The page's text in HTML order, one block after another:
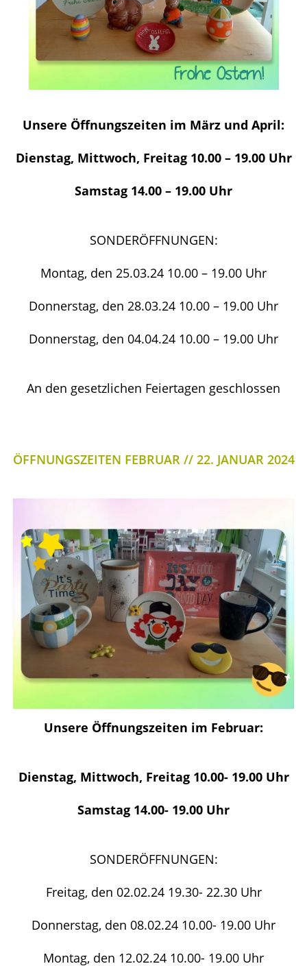
Unsere Öffnungszeiten im März und April:
Dienstag, Mittwoch, Freitag 10.00 – 19.00 Uhr
Samstag 14.00 – 19.00 Uhr
SONDERÖFFNUNGEN:
Montag, den 25.03.24 10.00 – 19.00 Uhr
Donnerstag, den 28.03.24 10.00 – 19.00 Uhr
Donnerstag, den 04.04.24 10.00 – 19.00 Uhr
An den gesetzlichen Feiertagen geschlossen
ÖFFNUNGSZEITEN FEBRUAR 22. JANUAR 2024
Unsere Öffnungszeiten im Februar:
Dienstag, Mittwoch, Freitag 10.00- 19.00 Uhr
Samstag 14.00- 19.00 Uhr
SONDERÖFFNUNGEN:
Freitag, den 02.02.24 19.30- 22.30 Uhr
Donnerstag, den 08.02.24 10.00- 19.00 Uhr
Montag, den 12.02.24 10.00- 19.00 Uhr